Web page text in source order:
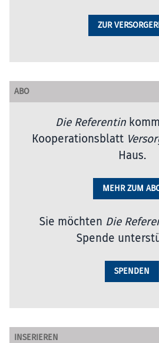
ZUR
ABO
Die Referentin
Kooperationsblatt
Haus.
MEHR ZUM
Sie möchten Die
Spende
SPENDEN
INSERIEREN